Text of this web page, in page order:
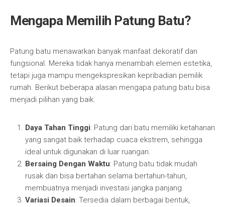
Mengapa Memilih Patung Batu?
Patung batu menawarkan banyak manfaat dekoratif dan
fungsional. Mereka tidak hanya menambah elemen estetika,
tetapi juga mampu mengekspresikan kepribadian pemilik
rumah. Berikut beberapa alasan mengapa patung batu bisa
menjadi pilihan yang baik:
Daya Tahan Tinggi: Patung dari batu memiliki ketahanan
yang sangat baik terhadap cuaca ekstrem, sehingga
ideal untuk digunakan di luar ruangan.
Bersaing Dengan Waktu: Patung batu tidak mudah
rusak dan bisa bertahan selama bertahun-tahun,
membuatnya menjadi investasi jangka panjang.
Variasi Desain: Tersedia dalam berbagai bentuk,